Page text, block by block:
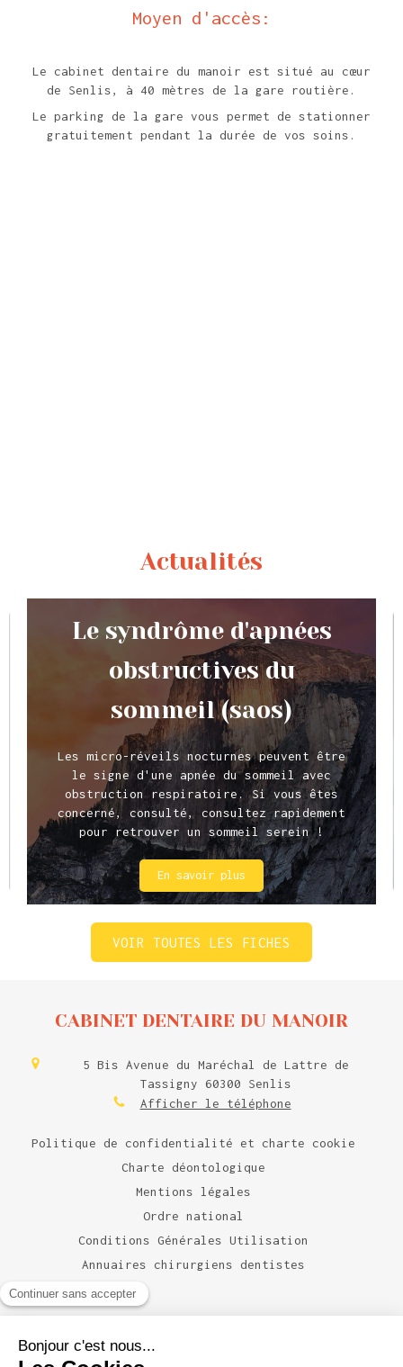
Moyen d'accès:
Le cabinet dentaire du manoir est situé au cœur
de Senlis, à 40 mètres de la gare routière.
Le parking de la gare vous permet de stationner
gratuitement pendant la durée de vos soins.
Actualités
Le syndrôme d'apnées
obstructives du
sommeil (saos)
Les micro-réveils nocturnes peuvent être
le signe d'une apnée du sommeil avec
obstruction respiratoire. Si vous êtes
concerné, consulté, consultez rapidement
pour retrouver un sommeil serein !
En savoir plus
VOIR TOUTES LES FICHES
CABINET DENTAIRE DU MANOIR
5 Bis Avenue du Maréchal de Lattre de
Tassigny
60300
Senlis
Afficher le téléphone
Politique de confidentialité et charte cookie
Charte déontologique
Mentions légales
Ordre national
Conditions Générales Utilisation
Annuaires chirurgiens dentistes